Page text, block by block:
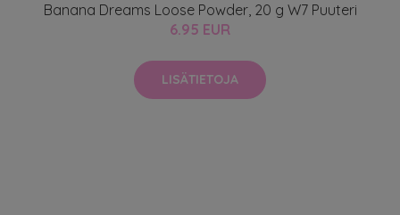
Banana Dreams Loose Powder, 20 g W7 Puuteri
6.95 EUR
LISÄTIETOJA